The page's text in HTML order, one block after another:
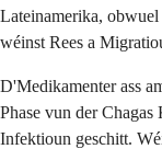
Lateinamerika, obwuel
wéinst Rees a
D'Medikamenter ass
Phase vun der
Infektioun geschitt.